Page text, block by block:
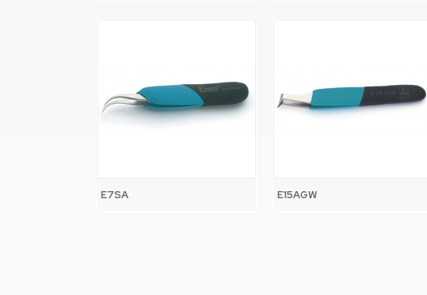
E7SA E15AGW